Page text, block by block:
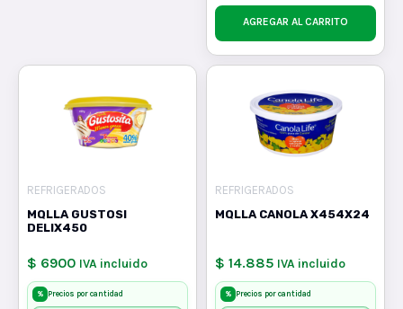
AGREGAR AL CARRITO
REFRIGERADOS
MQLLA GUSTOSI
DELIX450
$ 6900 IVA incluido
% Precios por cantidad
REFRIGERADOS
MQLLA CANOLA X454X24
$ 14.885 IVA incluido
% Precios por cantidad